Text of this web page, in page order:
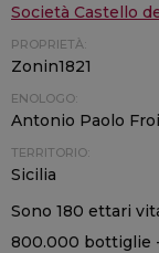
Società Castello
PROPRIETÀ:
Zonin1821
ENOLOGO:
Antonio Paolo
TERRITORIO:
Sicilia
Sono 180 ettari
800.000 bottiglie